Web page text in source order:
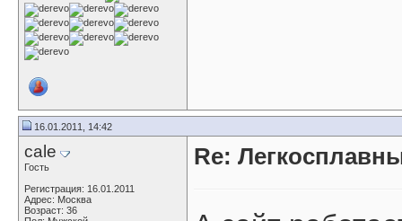
16.01.2011, 14:42
cale
Гость
Регистрация: 16.01.2011
Адрес: Москва
Возраст: 36
Re: